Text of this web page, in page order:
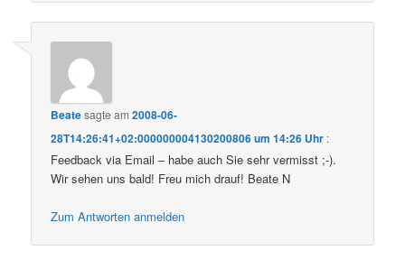
Beatesagte am2008-06-
28T14:26:41+02:000000004130200806 um 14:26 Uhr :
Feedback via Email – habe auch Sie sehr vermisst ;-).
Wir sehen uns bald! Freu mich drauf! Beate N
Zum Antworten anmelden